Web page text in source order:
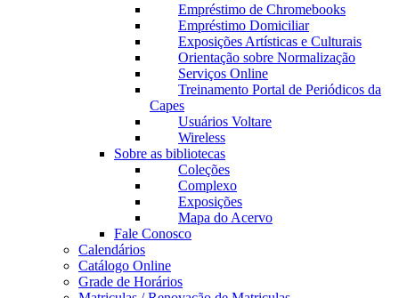
Empréstimo de Chromebooks
Empréstimo Domiciliar
Exposições Artísticas e Culturais
Orientação sobre Normalização
Serviços Online
Treinamento Portal de Periódicos da
Capes
Usuários Voltare
Wireless
Sobre as bibliotecas
Coleções
Complexo
Exposições
Mapa do Acervo
Fale Conosco
Calendários
Catálogo Online
Grade de Horários